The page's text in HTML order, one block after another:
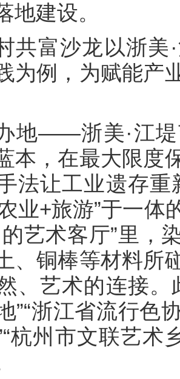
地建设。
共富沙龙以浙美
为例，为赋能产
地——浙美·江堤
本，在最大限度
法让工业遗存重
业+旅游”于一体
艺术客厅”里，
、铜棒等材料所
、艺术的连接
”“浙江省流行色
杭州市文联艺术